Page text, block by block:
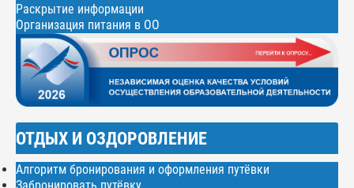
Раскрытие информации
Организация питания в ОО
ОТДЫХ И ОЗДОРОВЛЕНИЕ
Алгоритм бронирования и оформления путёвки